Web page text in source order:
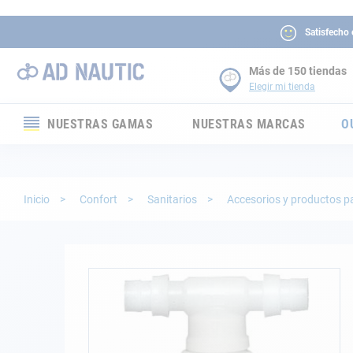
Satisfecho
Más de 150 tiendas
Elegir mi tienda
NUESTRAS GAMAS
Electricidad
NUESTRAS MARCAS
Inicio Confort Sanitarios Accesorios y productos